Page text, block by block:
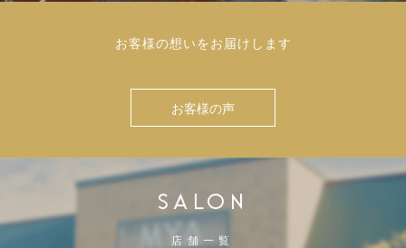
お客様の想いをお届けします
お客様の声
SALON
店舗一覧